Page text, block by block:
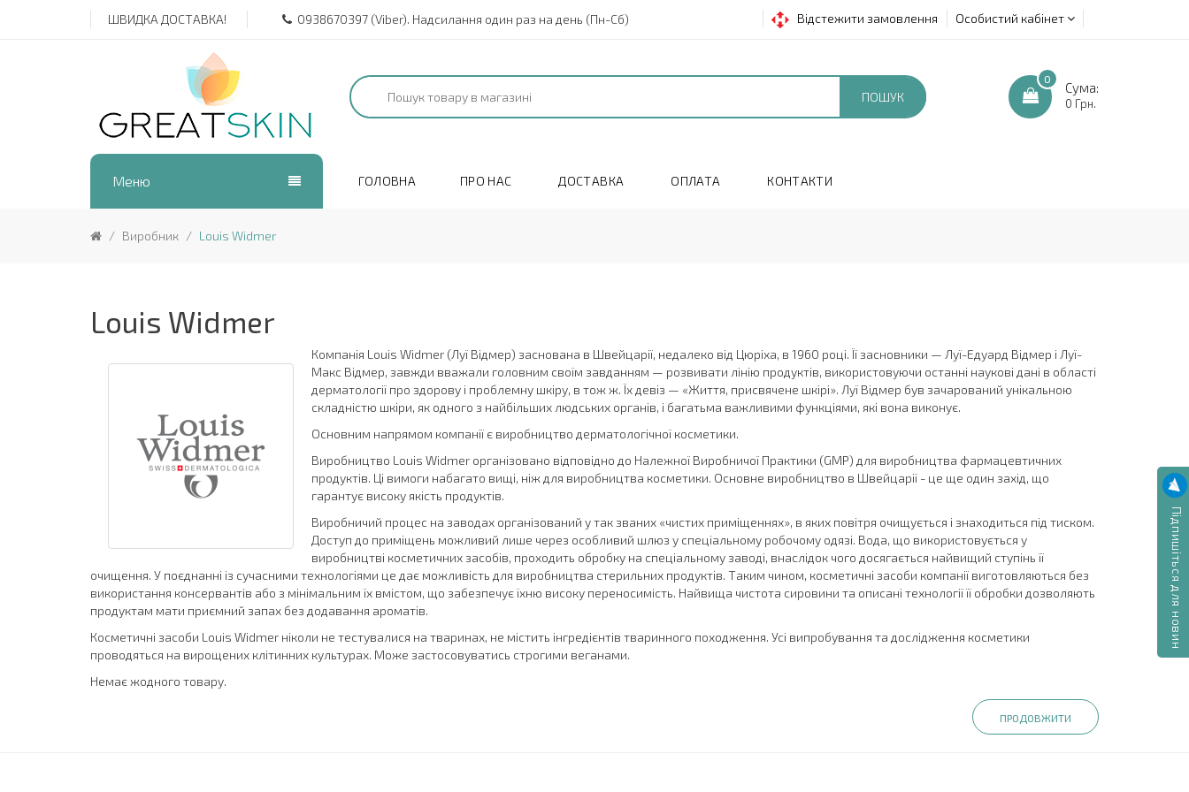
Підпишіться для новин
ШВИДКА ДОСТАВКА! 0938670397 (Viber). Надсилання один раз на день (Пн-Сб) Відстежити замовлення Особистий кабінет
ПОШУК
0
Сума:
0 Грн.
Меню ГОЛОВНА ПРО НАС ДОСТАВКА ОПЛАТА КОНТАКТИ
Виробник Louis Widmer
Louis Widmer
Компанія Louis Widmer (Луї Відмер) заснована в Швейцарії, недалеко від Цюріха, в 1960 році. Її засновники — Луї-Едуард Відмер і Луї-
Макс Відмер, завжди вважали головним своїм завданням — розвивати лінію продуктів, використовуючи останні наукові дані в області
дерматології про здорову і проблемну шкіру, в тож ж. Їх девіз — «Життя, присвячене шкірі». Луї Відмер був зачарований унікальною
складністю шкіри, як одного з найбільших людських органів, і багатьма важливими функціями, які вона виконує.
Основним напрямом компанії є виробництво дерматологічної косметики.
Виробництво Louis Widmer організовано відповідно до Належної Виробничої Практики (GMP) для виробництва фармацевтичних
продуктів. Ці вимоги набагато вищі, ніж для виробництва косметики. Основне виробництво в Швейцарії - це ще один захід, що
гарантує високу якість продуктів.
Виробничий процес на заводах організований у так званих «чистих приміщеннях», в яких повітря очищується і знаходиться під тиском.
Доступ до приміщень можливий лише через особливий шлюз у спеціальному робочому одязі. Вода, що використовується у
виробництві косметичних засобів, проходить обробку на спеціальному заводі, внаслідок чого досягається найвищий ступінь її
очищення. У поєднанні із сучасними технологіями це дає можливість для виробництва стерильних продуктів. Таким чином, косметичні засоби компанії виготовляються без
використання консервантів або з мінімальним їх вмістом, що забезпечує їхню високу переносимість. Найвища чистота сировини та описані технології її обробки дозволяють
продуктам мати приємний запах без додавання ароматів.
Косметичні засоби Louis Widmer ніколи не тестувалися на тваринах, не містить інгредієнтів тваринного походження. Усі випробування та дослідження косметики
проводяться на вирощених клітинних культурах. Може застосовуватись строгими веганами.
Немає жодного товару.
ПРОДОВЖИТИ